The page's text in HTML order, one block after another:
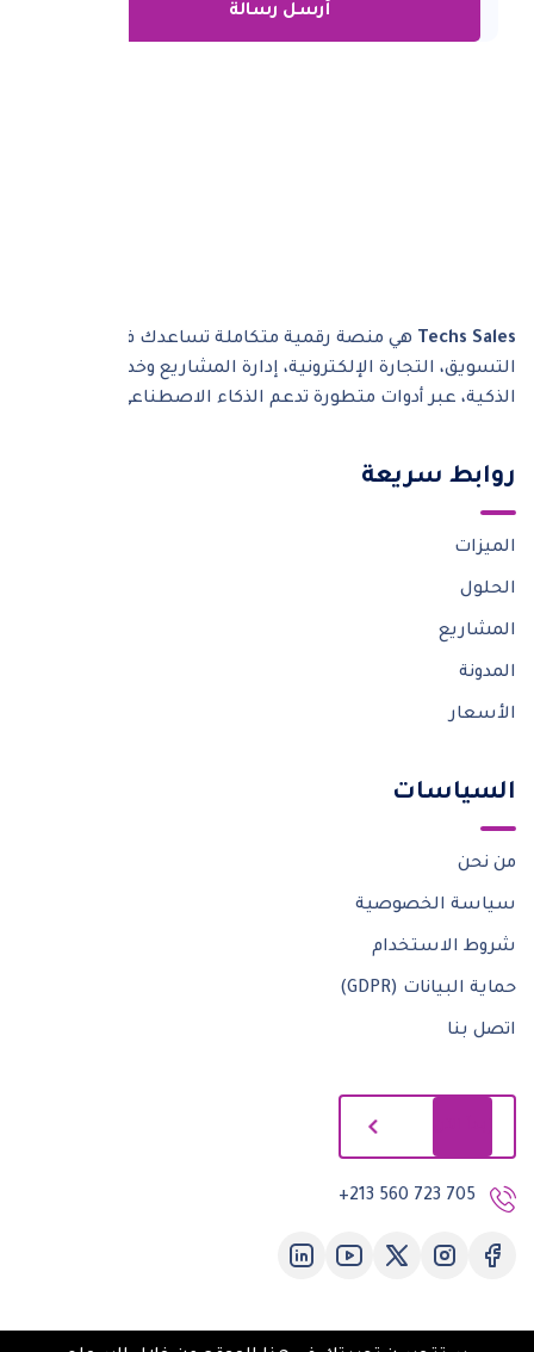
أرسل رسالة
Techs Sales هي منصة رقمية متكاملة تساعدك في أتمتة
الذكية، عبر أدوات متطورة تدعم الذكاء الاصطناعي.
روابط سريعة
الميزات
الحلول
المشاريع
المدونة
الأسعار
السياسات
من نحن
سياسة الخصوصية
شروط الاستخدام
حماية البيانات (GDPR)
اتصل بنا
+213 560 723 705